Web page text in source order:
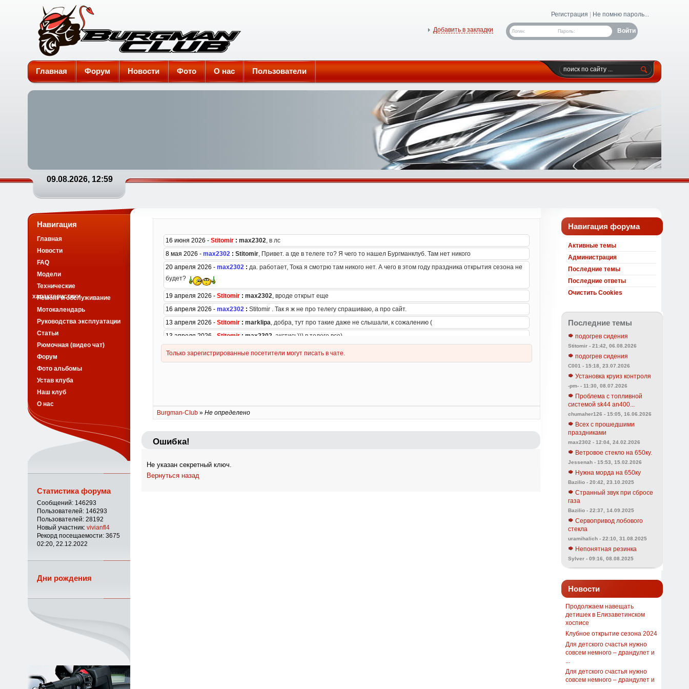
Burgman-Club
Регистрация Не помню пароль...
Логин: Пароль:
Добавить в закладки
Главная Форум Новости Фото О нас Пользователи
09.08.2026, 12:59
Burgman-Club» Не определено
Ошибка!
Не указан секретный ключ.
Вернуться назад
Навигация форума
Активные темы
Администрация
Последние темы
Последние ответы
Очистить Cookies
Последние темы
подогрев сидения
Stitomir - 21:42, 06.08.2026
подогрев сидения
C001 - 15:18, 23.07.2026
Установка круиз контроля
-pm- - 11:30, 08.07.2026
Проблема с топливной
системой sk44 an400...
chumaher126 - 15:05, 16.06.2026
Всех с прошедшими
праздниками
max2302 - 12:04, 24.02.2026
Ветровое стекло на 650ку.
Jessenah - 15:53, 15.02.2026
Нужна морда на 650ку
Bazilio - 20:42, 23.10.2025
Странный звук при сбросе
газа
Bazilio - 22:37, 14.09.2025
Сервопривод лобового
стекла
uramihalich - 22:10, 31.08.2025
Непонятная резинка
Sylver - 09:16, 08.08.2025
Новости
Продолжаем навещать
детишек в Елизаветинском
хосписе
Клубное открытие сезона 2024
Для детского счастья нужно
совсем немного – драндулет и
Для детского счастья нужно
совсем немного – драндулет и
Навигация
Главная
Новости
FAQ
Модели
Технические
характеристики
Ремонт и обслуживание
Мотокалендарь
Руководства эксплуатации
Статьи
Рюмочная (видео чат)
Форум
Фото альбомы
Устав клуба
Наш клуб
О нас
Статистика форума
Сообщений: 146293
Пользователей: 146293
Пользователей: 28192
Новый участник: vivianfl4
Рекорд посещаемости: 3675
02:20, 22.12.2022
Дни рождения